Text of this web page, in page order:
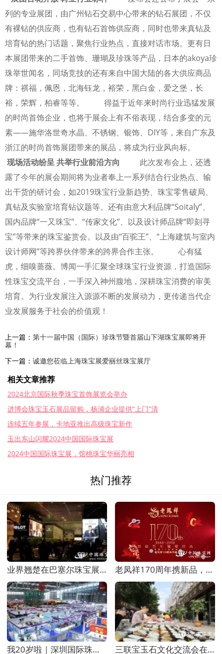
列的专业展团，由广州钻石交易中心带来的钻石展团，不仅
有裸钻的供应商，也有钻石首饰供应商，同时也带来真钻及
培育钻的热门话题，聚焦行业热点，直接对话市场。更有日
本展团带来的二手首饰、珊瑚及珍珠等产品，日本的akoya珍
珠举世闻名，同场竞技的还有来自中国大陆的各大供应商品
牌：祺福，佩恩，北海钰龙，裕荣，黑白金，爱之堡，长
裕，荣辉，柏睿等等。 得益于近年来时尚行业迅猛发展
的时尚首饰企业，也将于展会上有不俗表现，结合多变的元
素——施华洛世奇水晶、不锈钢、银饰、DIY等，来自广东及
浙江的时尚首饰展团带来的展品，将成为行业风向标。
现场活动纷呈 共举行业前沿方向 此次发布会上，还透
露了今年的展会期间将为业者奉上一系列结合行业热点、输
出干货的研讨会，如2019珠宝行业新趋势、珠宝零售破局、
真钻及实验室培育钻议题等。还有由意大利品牌“Soitaly”、
国内品牌“一又珠宝”、“传家文化”、以及设计师品牌“即刻寻
宝”等带来的珠宝鉴赏会。以及由“百驼王”、“上海建筑与室内
设计师网”等跨界伙伴带来的跨界合作主张。 心有猛
虎，细嗅蔷薇。博闻一手汇聚全球珠宝行业资源，打造国际
性珠宝交流平台，一手深入神州腹地，深耕珠宝消费的审美
培育。为行业发展注入源源不断的发展动力，更传递当代企
业发展服务于社会的价值观！
上一篇： 第十一届中国（国际）珍珠节暨首届山下湖珠宝展即将开
幕！
下一篇： 诚邀您莅临上海珠宝展爱丽丝珠宝展厅
相关文章推荐
2024北京国际秋季珠宝首饰展览会举办
进博会珠宝玉石展品留购，杨浦企业提供“上门”清
连续五年参展，卡地亚推出高级珠宝新作
玉出东山闪耀2024中国国际珠宝展
2024中国国际珠宝展，馆桃珠宝华丽亮相
热门推荐
业界翘楚在巴塞尔珠宝展向全球公众展示2019年钟表 老凤祥170周年携新品，亮相中国国际珠宝展
我20岁啦｜深圳国际珠宝展这场时尚盛宴，你不能错 三联宝玉石文化交流会在三联水晶玉石文化村举行